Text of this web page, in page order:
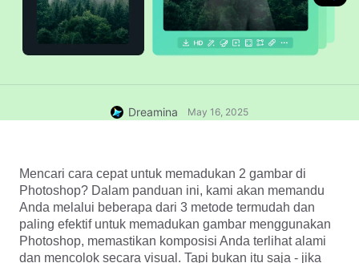
Dreamina May 16, 2025
Mencari cara cepat untuk memadukan 2 gambar di
Photoshop? Dalam panduan ini, kami akan memandu
Anda melalui beberapa dari 3 metode termudah dan
paling efektif untuk memadukan gambar menggunakan
Photoshop, memastikan komposisi Anda terlihat alami
dan mencolok secara visual. Tapi bukan itu saja - jika